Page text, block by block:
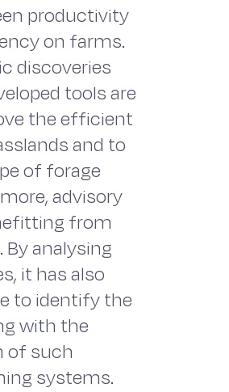
productivity
on farms.
discoveries
tools are
the efficient
and to
of forage
advisory
from
By analysing
it has also
to identify the
with the
of such
systems.